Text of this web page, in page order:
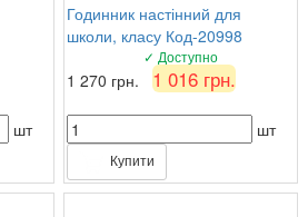
шт
Годинник настінний для
школи, класу Код-20998
✓ Доступно
1 270 грн. 1 016 грн.
шт
Купити